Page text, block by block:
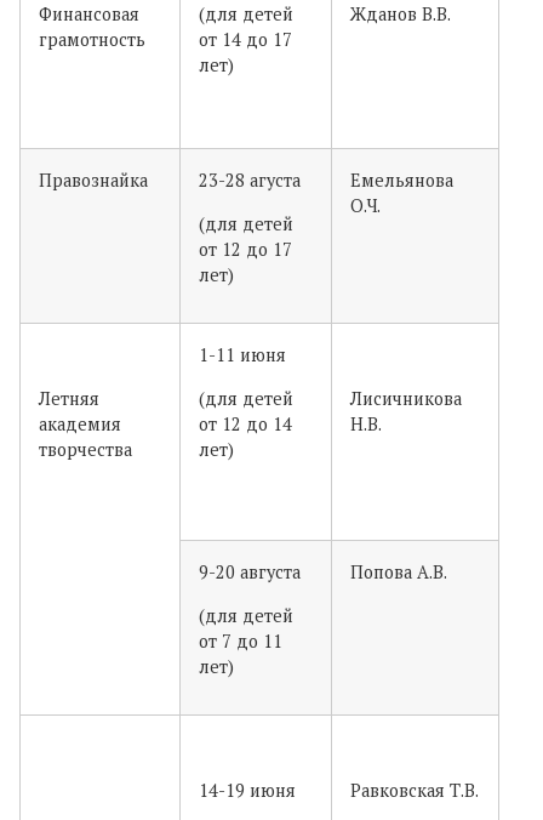
Финансовая
грамотность
(для детей
от 14 до 17
лет)
Жданов В.В.
Правознайка
23-28 агуста
(для детей
от 12 до 17
лет)
Емельянова
О.Ч.
Летняя
академия
творчества
1-11 июня
(для детей
от 12 до 14
лет)
Лисичникова
Н.В.
9-20 августа
(для детей
от 7 до 11
лет)
Попова А.В.
14-19 июня
Равковская Т.В.